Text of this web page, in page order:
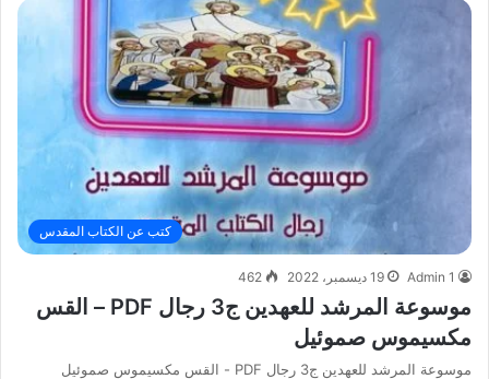
كتب عن الكتاب المقدس
Admin 1 19 ديسمبر، 2022 462
موسوعة المرشد للعهدين ج3 رجال PDF – القس
مكسيموس صموئيل
موسوعة المرشد للعهدين ج3 رجال PDF - القس مكسيموس صموئيل